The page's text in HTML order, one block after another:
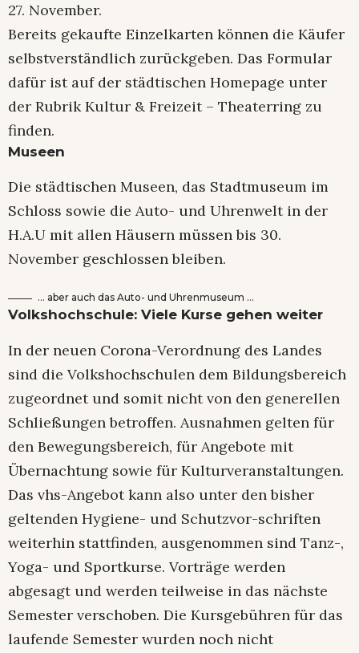
27. November.
Bereits gekaufte Einzelkarten können die Käufer
selbstverständlich zurückgeben. Das Formular
dafür ist auf der städtischen Homepage unter
der Rubrik Kultur & Freizeit – Theaterring zu
finden.
Museen
Die städtischen Museen, das Stadtmuseum im
Schloss sowie die Auto- und Uhrenwelt in der
H.A.U mit allen Häusern müssen bis 30.
November geschlossen bleiben.
… aber auch das Auto- und Uhrenmuseum …
Volkshochschule: Viele Kurse gehen weiter
In der neuen Corona-Verordnung des Landes
sind die Volkshochschulen dem Bildungsbereich
zugeordnet und somit nicht von den generellen
Schließungen betroffen. Ausnahmen gelten für
den Bewegungsbereich, für Angebote mit
Übernachtung sowie für Kulturveranstaltungen.
Das vhs-Angebot kann also unter den bisher
geltenden Hygiene- und Schutzvor-schriften
weiterhin stattfinden, ausgenommen sind Tanz-,
Yoga- und Sportkurse. Vorträge werden
abgesagt und werden teilweise in das nächste
Semester verschoben. Die Kursgebühren für das
laufende Semester wurden noch nicht